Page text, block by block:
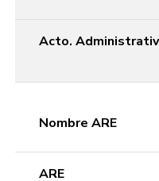
Acto.
Nombre ARE
ARE